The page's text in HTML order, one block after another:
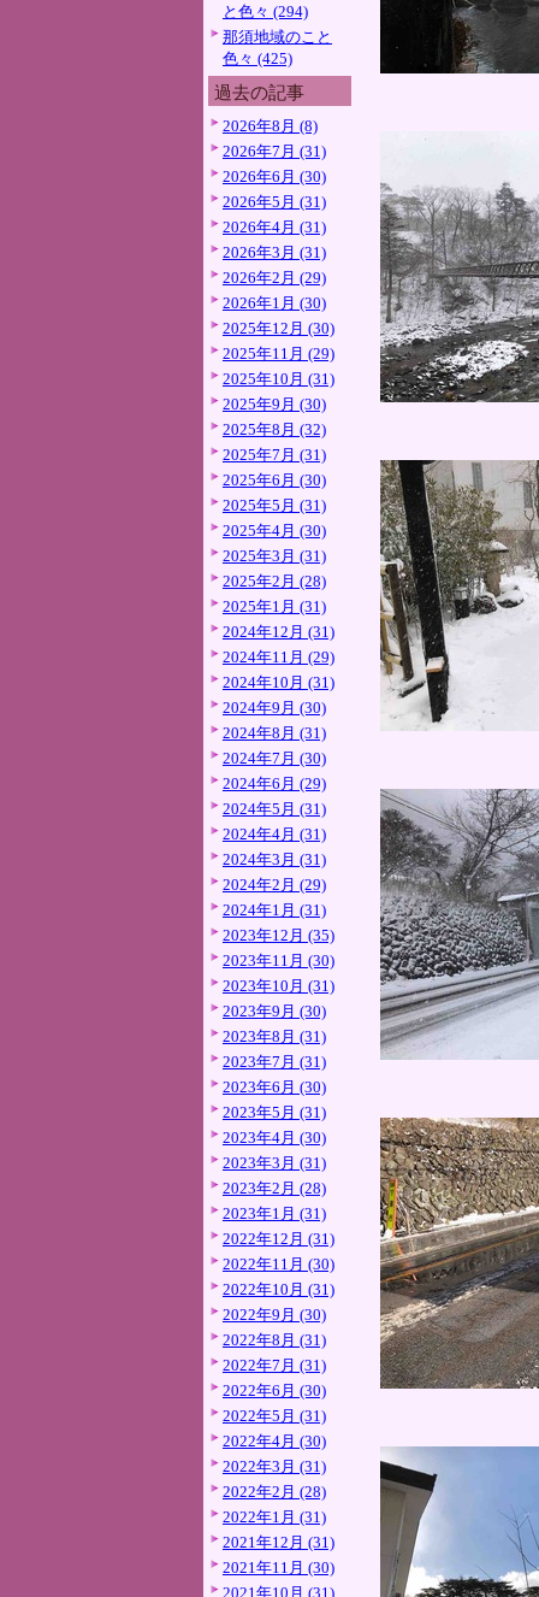
と色々 (294)
那須地域のこと
色々 (425)
過去の記事
2026年8月 (8)
2026年7月 (31)
2026年6月 (30)
2026年5月 (31)
2026年4月 (31)
2026年3月 (31)
2026年2月 (29)
2026年1月 (30)
2025年12月 (30)
2025年11月 (29)
2025年10月 (31)
2025年9月 (30)
2025年8月 (32)
2025年7月 (31)
2025年6月 (30)
2025年5月 (31)
2025年4月 (30)
2025年3月 (31)
2025年2月 (28)
2025年1月 (31)
2024年12月 (31)
2024年11月 (29)
2024年10月 (31)
2024年9月 (30)
2024年8月 (31)
2024年7月 (30)
2024年6月 (29)
2024年5月 (31)
2024年4月 (31)
2024年3月 (31)
2024年2月 (29)
2024年1月 (31)
2023年12月 (35)
2023年11月 (30)
2023年10月 (31)
2023年9月 (30)
2023年8月 (31)
2023年7月 (31)
2023年6月 (30)
2023年5月 (31)
2023年4月 (30)
2023年3月 (31)
2023年2月 (28)
2023年1月 (31)
2022年12月 (31)
2022年11月 (30)
2022年10月 (31)
2022年9月 (30)
2022年8月 (31)
2022年7月 (31)
2022年6月 (30)
2022年5月 (31)
2022年4月 (30)
2022年3月 (31)
2022年2月 (28)
2022年1月 (31)
2021年12月 (31)
2021年11月 (30)
2021年10月 (31)